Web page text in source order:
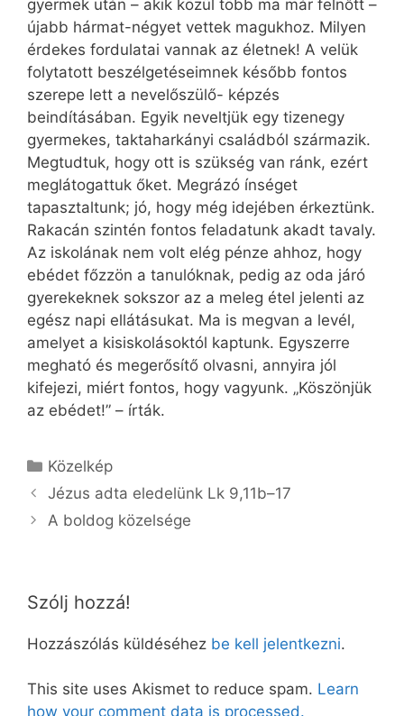
gyermek után – akik közül több ma már felnőtt –
újabb hármat-négyet vettek magukhoz. Milyen
érdekes fordulatai vannak az életnek! A velük
folytatott beszélgetéseimnek később fontos
szerepe lett a nevelőszülő- képzés
beindításában. Egyik neveltjük egy tizenegy
gyermekes, taktaharkányi családból származik.
Megtudtuk, hogy ott is szükség van ránk, ezért
meglátogattuk őket. Megrázó ínséget
tapasztaltunk; jó, hogy még idejében érkeztünk.
Rakacán szintén fontos feladatunk akadt tavaly.
Az iskolának nem volt elég pénze ahhoz, hogy
ebédet főzzön a tanulóknak, pedig az oda járó
gyerekeknek sokszor az a meleg étel jelenti az
egész napi ellátásukat. Ma is megvan a levél,
amelyet a kisiskolásoktól kaptunk. Egyszerre
megható és megerősítő olvasni, annyira jól
kifejezi, miért fontos, hogy vagyunk. „Köszönjük
az ebédet!” – írták.
Kategória
Közelkép
Jézus adta eledelünk Lk 9,11b–17
A boldog közelsége
Szólj hozzá!
Hozzászólás küldéséhez be kell jelentkezni.
This site uses Akismet to reduce spam. Learn
how your comment data is processed.